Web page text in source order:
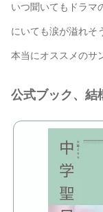
いつ聞いてもドラマ
にいても涙が溢れそ
本当にオススメのサ
公式ブック、結